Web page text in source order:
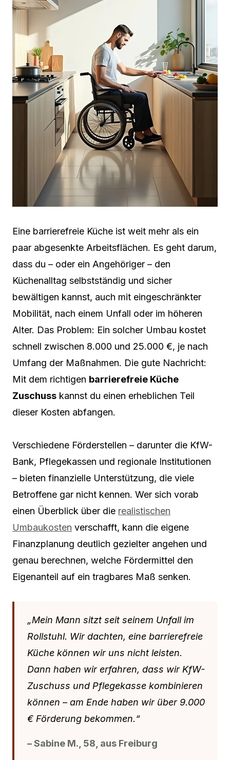
Eine barrierefreie Küche ist weit mehr als ein
paar abgesenkte Arbeitsflächen. Es geht darum,
dass du – oder ein Angehöriger – den
Küchenalltag selbstständig und sicher
bewältigen kannst, auch mit eingeschränkter
Mobilität, nach einem Unfall oder im höheren
Alter. Das Problem: Ein solcher Umbau kostet
schnell zwischen 8.000 und 25.000 €, je nach
Umfang der Maßnahmen. Die gute Nachricht:
Mit dem richtigen barrierefreie Küche
Zuschuss kannst du einen erheblichen Teil
dieser Kosten abfangen.
Verschiedene Förderstellen – darunter die KfW-
Bank, Pflegekassen und regionale Institutionen
– bieten finanzielle Unterstützung, die viele
Betroffene gar nicht kennen. Wer sich vorab
einen Überblick über die realistischen
Umbaukosten verschafft, kann die eigene
Finanzplanung deutlich gezielter angehen und
genau berechnen, welche Fördermittel den
Eigenanteil auf ein tragbares Maß senken.
„Mein Mann sitzt seit seinem Unfall im
Rollstuhl. Wir dachten, eine barrierefreie
Küche können wir uns nicht leisten.
Dann haben wir erfahren, dass wir KfW-
Zuschuss und Pflegekasse kombinieren
können – am Ende haben wir über 9.000
€ Förderung bekommen.“
– Sabine M., 58, aus Freiburg